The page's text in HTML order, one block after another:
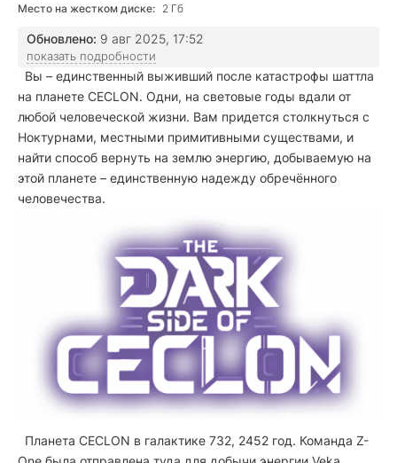
Место на жестком диске: 2 Гб
Обновлено: 9 авг 2025, 17:52
показать подробности
Вы – единственный выживший после катастрофы шаттла
на планете CECLON. Одни, на световые годы вдали от
любой человеческой жизни. Вам придется столкнуться с
Ноктурнами, местными примитивными существами, и
найти способ вернуть на землю энергию, добываемую на
этой планете – единственную надежду обречённого
человечества.
Планета CECLON в галактике 732, 2452 год. Команда Z-